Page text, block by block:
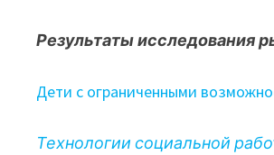
Результаты исследования
Дети с ограниченными
Технологии социальной